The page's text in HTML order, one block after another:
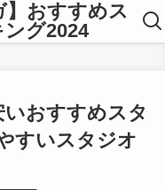
】おすすめス
グ2024
おすすめスタ
すいスタジオ